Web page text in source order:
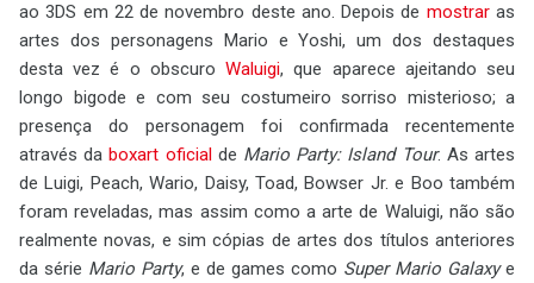
ao 3DS em 22 de novembro deste ano. Depois de mostraras
artes dos personagens Mario e Yoshi, um dos destaques
desta vez é o obscuroWaluigi, que aparece ajeitando seu
longo bigode e com seu costumeiro sorriso misterioso; a
presença do personagem foi confirmada recentemente
através daboxart oficialde Mario Party: Island Tour. As artes
de Luigi, Peach, Wario, Daisy, Toad, Bowser Jr. e Boo também
foram reveladas, mas assim como a arte de Waluigi, não são
realmente novas, e sim cópias de artes dos títulos anteriores
da série Mario Party, e de games como Super Mario Galaxye